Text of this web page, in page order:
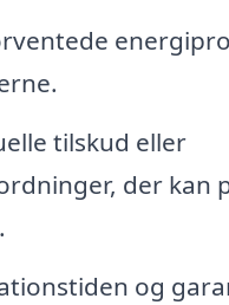
tilskud eller
der kan
og